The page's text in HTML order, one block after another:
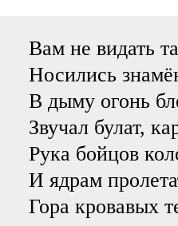
Вам не видать
Носились
В дыму огонь
Звучал булат,
Рука бойцов
И ядрам
Гора кровавых